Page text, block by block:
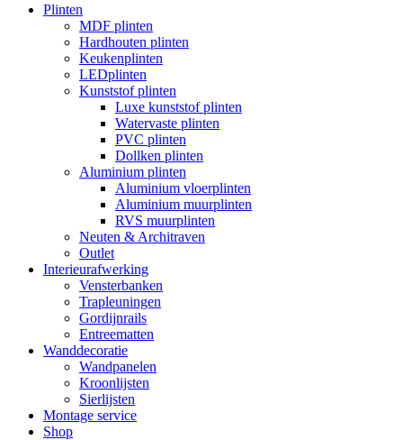
Plinten
MDF plinten
Hardhouten plinten
Keukenplinten
LEDplinten
Kunststof plinten
Luxe kunststof plinten
Watervaste plinten
PVC plinten
Dollken plinten
Aluminium plinten
Aluminium vloerplinten
Aluminium muurplinten
RVS muurplinten
Neuten & Architraven
Outlet
Interieurafwerking
Vensterbanken
Trapleuningen
Gordijnrails
Entreematten
Wanddecoratie
Wandpanelen
Kroonlijsten
Sierlijsten
Montage service
Shop